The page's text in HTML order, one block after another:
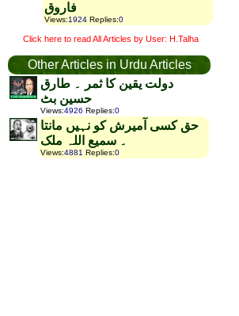
فاروق
Views:1924 Replies:0
Click here to read All Articles by User: H.Talha
Other Articles in Urdu Articles
دولت یقین کا ثمر ۔ طارق
حسین بٹ
Views:4926 Replies:0
حق کسی آمیرش کو نہیں مانتا
۔ سمیع اللہ ملک
Views:4881 Replies:0